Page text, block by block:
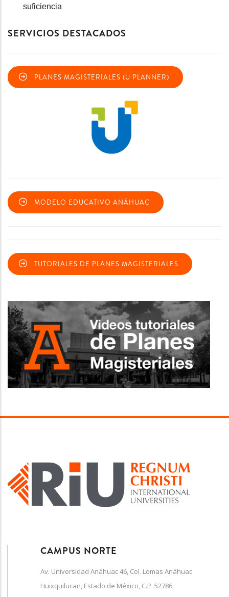
suficiencia
SERVICIOS DESTACADOS
PLANES MAGISTERIALES (U PLANNER)
MODELO EDUCATIVO ANÁHUAC
TUTORIALES DE PLANES MAGISTERIALES
CAMPUS NORTE
Av. Universidad Anáhuac 46, Col. Lomas Anáhuac
Huixquilucan, Estado de México, C.P. 52786.